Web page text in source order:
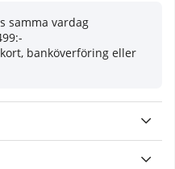
samma vardag
banköverföring eller